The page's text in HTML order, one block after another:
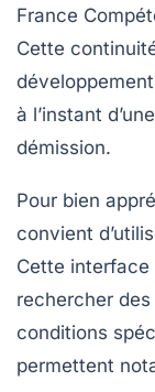
France
Cette
à l’instant
démission.
Pour bien
convient
Cette interface
rechercher
conditions
permettent